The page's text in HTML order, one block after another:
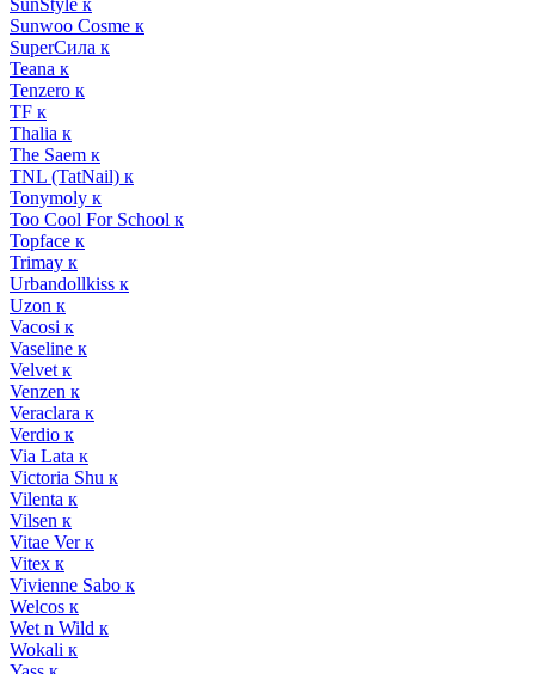
SunStyle к
Sunwoo Cosme к
SuperСила к
Teana к
Tenzero к
TF к
Thalia к
The Saem к
TNL (TatNail) к
Tonymoly к
Too Cool For School к
Topface к
Trimay к
Urbandollkiss к
Uzon к
Vacosi к
Vaseline к
Velvet к
Venzen к
Veraclara к
Verdio к
Via Lata к
Victoria Shu к
Vilenta к
Vilsen к
Vitae Ver к
Vitex к
Vivienne Sabo к
Welcos к
Wet n Wild к
Wokali к